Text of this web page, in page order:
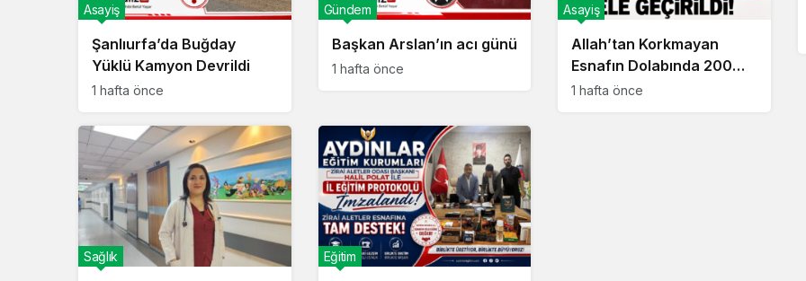
Şanlıurfa’da Buğday
Yüklü Kamyon Devrildi
Asayiş
1 hafta önce
Başkan Arslan’ın acı günü
Gündem
1 hafta önce
Allah’tan Korkmayan
Esnafın Dolabında 200
Kilo Bozuk Et!
Asayiş
1 hafta önce
Sağlık Eğitim